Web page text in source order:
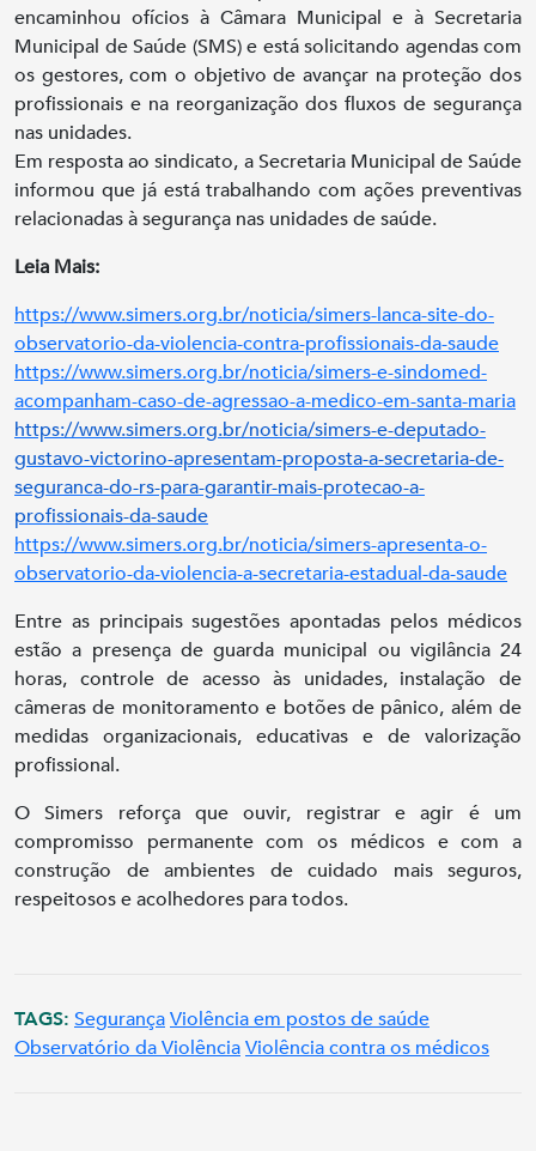
encaminhou ofícios à Câmara Municipal e à Secretaria
Municipal de Saúde (SMS) e está solicitando agendas com
os gestores, com o objetivo de avançar na proteção dos
profissionais e na reorganização dos fluxos de segurança
nas unidades.
Em resposta ao sindicato, a Secretaria Municipal de Saúde
informou que já está trabalhando com ações preventivas
relacionadas à segurança nas unidades de saúde.
Leia Mais:
https://www.simers.org.br/noticia/simers-lanca-site-do-
observatorio-da-violencia-contra-profissionais-da-saude
https://www.simers.org.br/noticia/simers-e-sindomed-
acompanham-caso-de-agressao-a-medico-em-santa-maria
https://www.simers.org.br/noticia/simers-e-deputado-
gustavo-victorino-apresentam-proposta-a-secretaria-de-
seguranca-do-rs-para-garantir-mais-protecao-a-
profissionais-da-saude
https://www.simers.org.br/noticia/simers-apresenta-o-
observatorio-da-violencia-a-secretaria-estadual-da-saude
Entre as principais sugestões apontadas pelos médicos
estão a presença de guarda municipal ou vigilância 24
horas, controle de acesso às unidades, instalação de
câmeras de monitoramento e botões de pânico, além de
medidas organizacionais, educativas e de valorização
profissional.
O Simers reforça que ouvir, registrar e agir é um
compromisso permanente com os médicos e com a
construção de ambientes de cuidado mais seguros,
respeitosos e acolhedores para todos.
TAGS: SegurançaViolência em postos de saúde
Observatório da ViolênciaViolência contra os médicos